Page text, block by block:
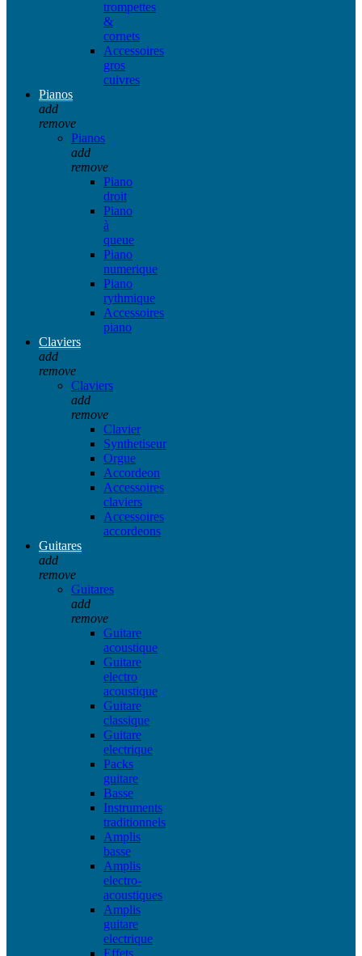
trompettes
&
cornets
Accessoires
gros
cuivres
Pianos
add
remove
Pianos
add
remove
Piano
droit
Piano
à
queue
Piano
numerique
Piano
rythmique
Accessoires
piano
Claviers
add
remove
Claviers
add
remove
Clavier
Synthetiseur
Orgue
Accordeon
Accessoires
claviers
Accessoires
accordeons
Guitares
add
remove
Guitares
add
remove
Guitare
acoustique
Guitare
electro
acoustique
Guitare
classique
Guitare
electrique
Packs
guitare
Basse
Instruments
traditionnels
Amplis
basse
Amplis
electro-
acoustiques
Amplis
guitare
electrique
Effets